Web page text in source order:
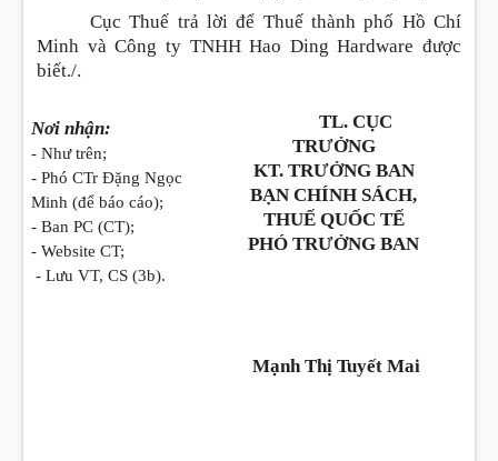
Cục Thuế trả lời để Thuế thành phố Hồ Chí
Minh và Công ty TNHH Hao Ding Hardware được
biết./.
Nơi nhận:
- Như trên;
- Phó CTr Đặng Ngọc
Minh (để báo cáo);
- Ban PC (CT);
- Website CT;
- Lưu VT, CS (3b).
TL. CỤC
TRƯỞNG
KT. TRƯỞNG BAN
BẠN CHÍNH SÁCH,
THUẾ QUỐC TẾ
PHÓ TRƯỞNG BAN
Mạnh Thị Tuyết Mai